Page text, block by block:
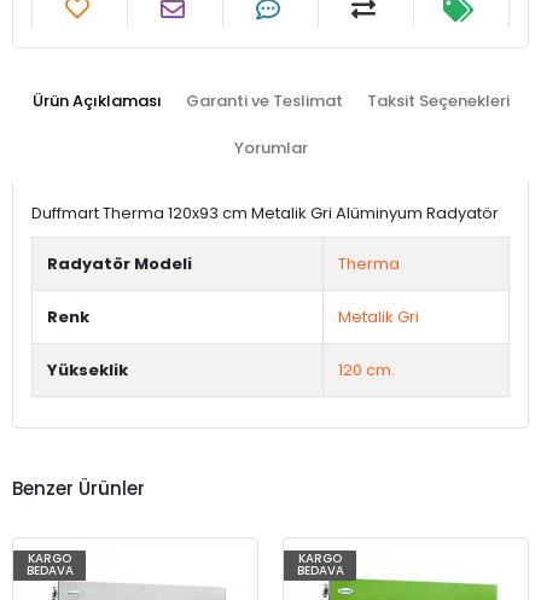
Ürün Açıklaması Garanti ve Teslimat Taksit Seçenekleri
Yorumlar
Duffmart Therma 120x93 cm Metalik Gri Alüminyum Radyatör
Radyatör Modeli Therma
Renk Metalik Gri
Yükseklik 120 cm.
Benzer Ürünler
KARGO
BEDAVA
KARGO
BEDAVA